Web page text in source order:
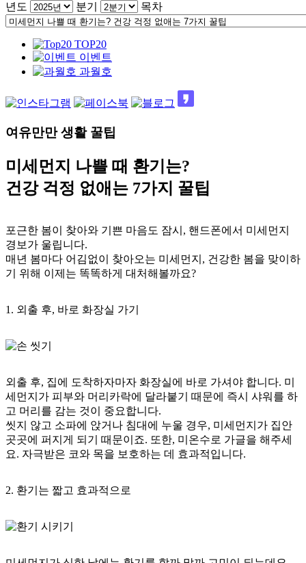
년도 분기 목차
TOP20
이벤트
과월호
여유만만 생활 꿀팁
미세먼지 나쁠 때 환기는?
건강 걱정 없애는 7가지 꿀팁
포근한 봄이 찾아와 기쁜 마음도 잠시, 핸드폰에서 미세먼지
경보가 울립니다.
매년 봄마다 어김없이 찾아오는 미세먼지, 건강한 봄을 맞이하
기 위해 이제는 똑똑하게 대처해볼까요?
1. 외출 후, 바로 화장실 가기
외출 후, 집에 도착하자마자 화장실에 바로 가셔야 합니다. 미
세먼지가 피부와 머리카락에 달라붙기 때문에 즉시 샤워를 하
고 머리를 감는 것이 중요합니다.
씻지 않고 소파에 앉거나 침대에 누울 경우, 미세먼지가 집안
곳곳에 퍼지게 되기 때문이죠. 또한, 미온수로 가글을 해주세
요. 자극받은 코와 목을 보호하는 데 효과적입니다.
2. 환기는 짧고 효과적으로